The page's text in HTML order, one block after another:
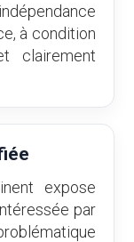
à condition
clairement
expose
par